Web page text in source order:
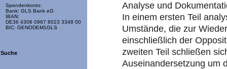
Spendenkonto:
Bank: GLS Bank eG
IBAN:
DE36 4306 0967 8023 3348 00
BIC: GENODEM1GLS
Suche
Analyse und
In einem ersten Teil
Umstände, die zur
einschließlich der
zweiten Teil schließen
Auseinandersetzung um